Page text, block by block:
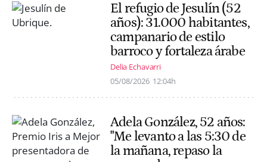
El refugio de Jesulín (52
años): 31.000 habitantes,
campanario de estilo
barroco y fortaleza árabe
Delia Echavarri
05/08/2026 12:04h
Adela González, 52 años:
"Me levanto a las 5:30 de
la mañana, repaso la